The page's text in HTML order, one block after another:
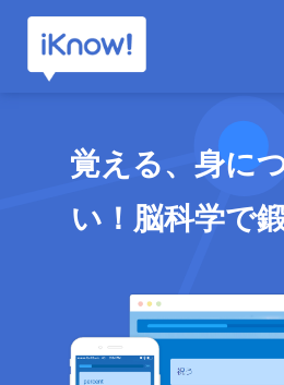
機能
利用料金
法人のお
覚える、身に
い！脳科学で